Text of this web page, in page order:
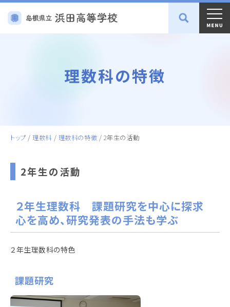
理数科の特徴
トップ /理数科 / 理数科の特徴 / 2年生の活動
2年生の活動
２年生理数科 課題研究を中心に探求
心を高め、研究発表の手法も学ぶ
２年生理数科の特色
課題研究